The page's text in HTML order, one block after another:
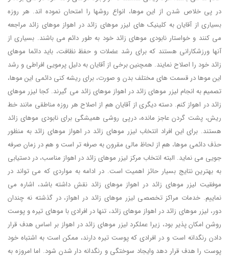
در پی خلاص شدن از این موها، انواع روشها را امتحان نموده اند. هر روزه
بسیاری از آقایان به کلینیک های لیزر موهای زائد در اهواز موهای زائد مراجعه
می کنند و خواستار نابودی موهای زائد خود به طور دائم می باشند. بسیاری از
آنها ورزشکارانی هستند که برای رشد عضلات و حفظ نظافت، باید دائما موهای
زائد خود را اصلاح نمایند. همچنین برخی از آقایان به دلیل پرمویی افراطی و رشد
این موها در قسمت های مختلف بدن و صورت، برای ریشه کنی دائمی این موها،
تصمیم به انجام لیزر موهای زائد در اهواز موهای زائد می گیرند. کجا لیزر موهای
زائد در اهواز کنم. دسته دیگری از آقایان هم از اصلاح هر روزه مناطقی مانند خط
ریش، پشت گردن عاجز مانده، درپی روشی همیشگی برای نابودی موهای زائد
هستند. برای این افراد انتخاب لیزر موهای زائد در اهواز موهای زائد به منظور
حذف دائمی موها، هم از لحاظ مالی مقرون به صرفه تر است و هم در زمان صرفه
جویی می نماید. البته انتخاب مرکز لیزر موهای زائد در اهواز مناسب، در دستیابی
به بهترین نتایج بسیار حائز اهمیت است. در ادامه به مواردی که می تواند در
موفقیت لیزر موهای زائد در اهواز موهای زائد نقش داشته باشد، اشاره می
نماییم. خدمات مراکز تخصصی لیزر موهای زائد در اهواز، در گذشته نه چندان
دور، لیزر موهای زائد در اهواز موهای زائد، تنها در افرادی با موهای تیره و پوست
روشن امکان پذیر بود، زیرا عملکرد لیزر موهای زائد در اهواز بر اساس هدف قرار
دادن رنگدانه است و در افرادی که پوست تیره دارند، ممکن است به اشتباه خود
پوست را هدف قرار دهد وایجاد سوختگی و رنگدانه دار شدن شود. اما امروزه به